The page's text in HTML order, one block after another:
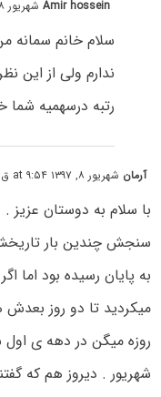
Amir hosseinشهریور ۸, ۱۳۹۷ at ۸:۳۱ ب٫ظ
سلام خانم سمانه
ندارم ولی از این
رتبه درسهمیه شما
آرمان شهریور ۸, ۱۳۹۷ at ۹:۵۴ ق٫ظ
با سلام به دوستان عزیز
سنجش چندین بار
به پایان رسیده بود اما
میکردید تا دو روز
روزه میگن در دهه ی
شهریور . دیروز هم که